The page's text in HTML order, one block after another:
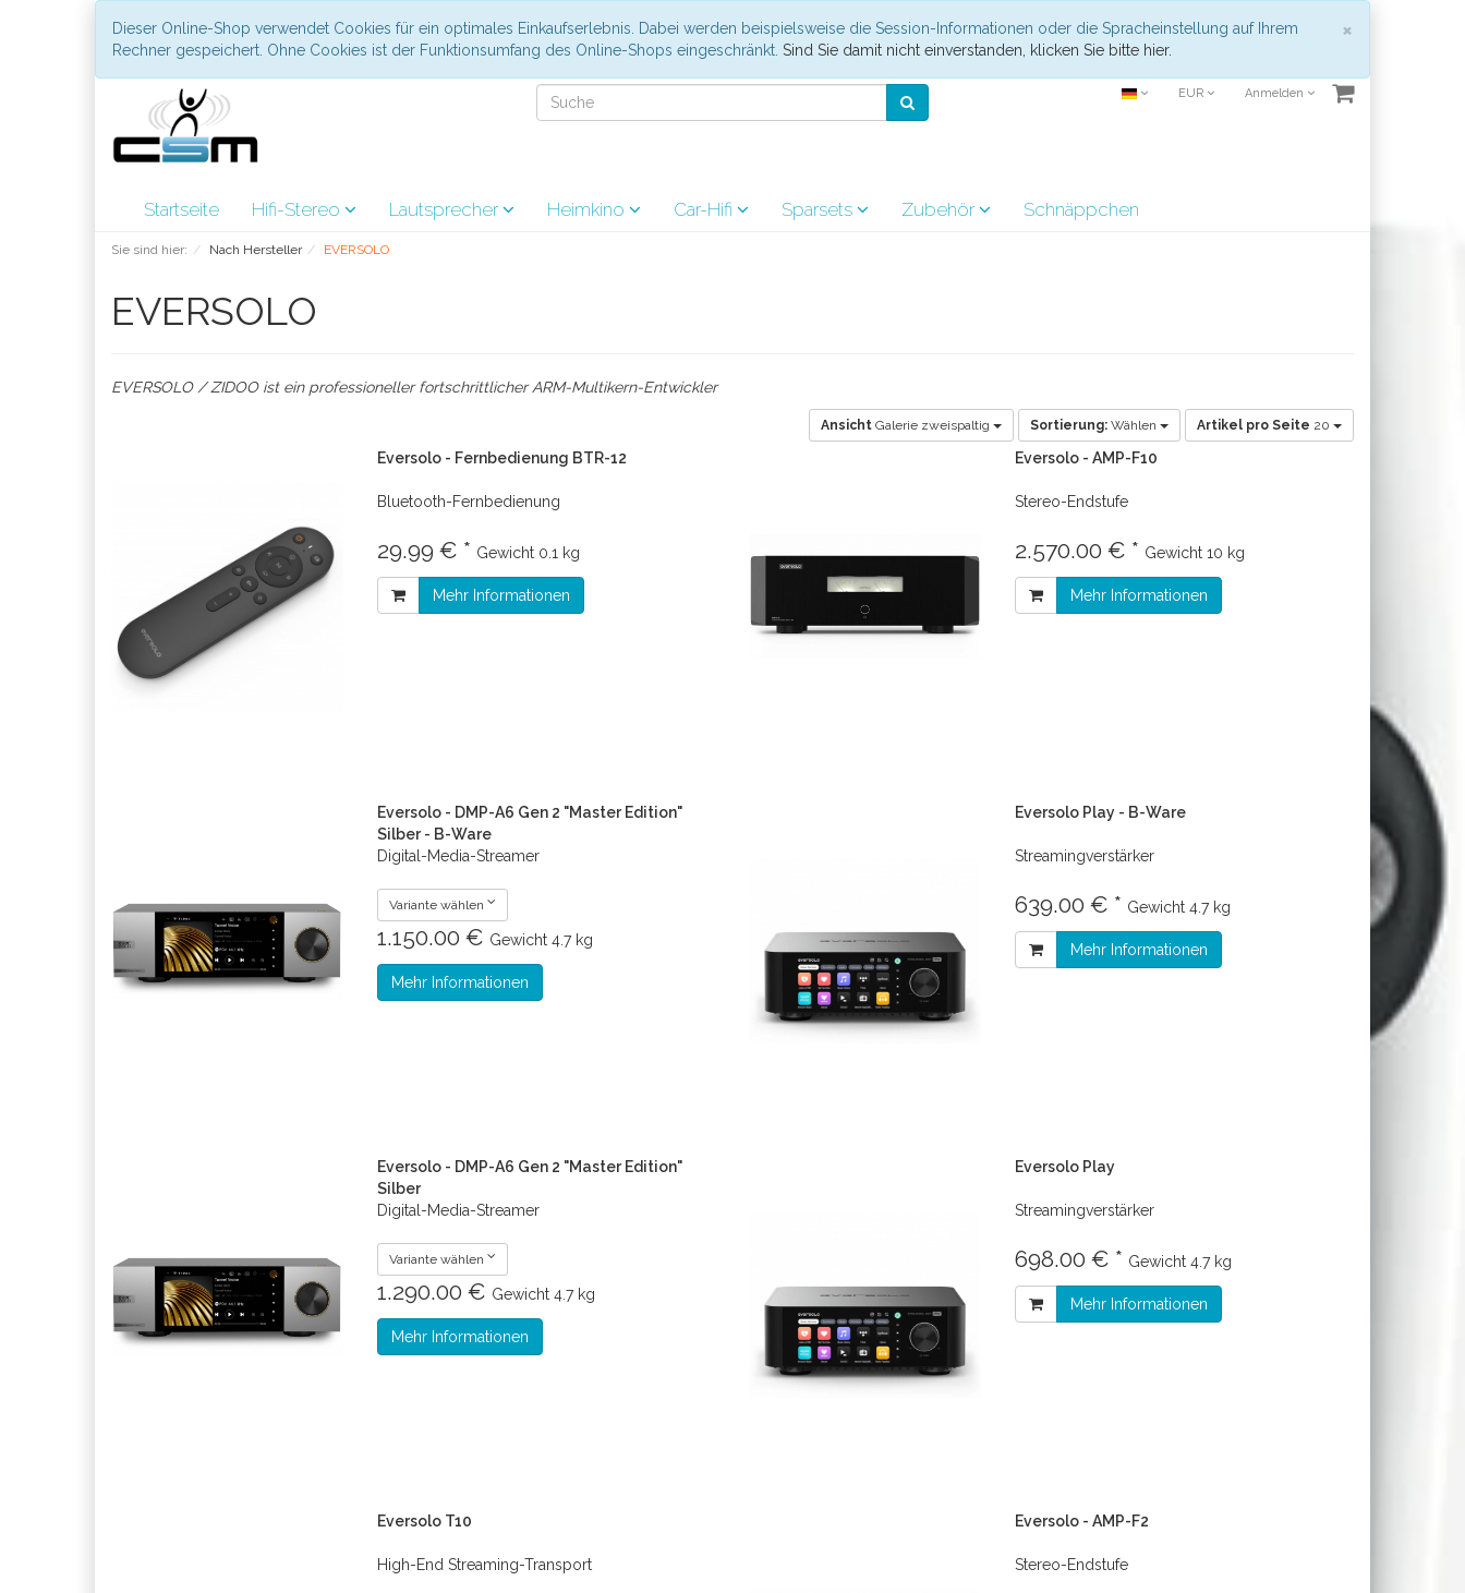
×
Dieser Online-Shop verwendet Cookies für ein optimales Einkaufserlebnis. Dabei werden beispielsweise die Session-Informationen oder die Spracheinstellung auf Ihrem
Rechner gespeichert. Ohne Cookies ist der Funktionsumfang des Online-Shops eingeschränkt. Sind Sie damit nicht einverstanden, klicken Sie bitte hier.
EUR Anmelden
Startseite Hifi-Stereo Lautsprecher Heimkino Car-Hifi Sparsets Zubehör Schnäppchen
Sie sind hier: Nach Hersteller EVERSOLO
EVERSOLO
EVERSOLO / ZIDOO ist ein professioneller fortschrittlicher ARM-Multikern-Entwickler
Ansicht Galerie zweispaltig Sortierung: Wählen Artikel pro Seite 20
Eversolo - Fernbedienung BTR-12
Bluetooth-Fernbedienung
29.99 € * Gewicht 0.1 kg
Mehr Informationen
Eversolo - AMP-F10
Stereo-Endstufe
2.570.00 € * Gewicht 10 kg
Mehr Informationen
Eversolo - DMP-A6 Gen 2 "Master Edition"
Silber - B-Ware
Digital-Media-Streamer
Variante wählen
1.150.00 € Gewicht 4.7 kg
Mehr Informationen
Eversolo Play - B-Ware
Streamingverstärker
639.00 € * Gewicht 4.7 kg
Mehr Informationen
Eversolo - DMP-A6 Gen 2 "Master Edition"
Silber
Digital-Media-Streamer
Variante wählen
1.290.00 € Gewicht 4.7 kg
Mehr Informationen
Eversolo Play
Streamingverstärker
698.00 € * Gewicht 4.7 kg
Mehr Informationen
Eversolo T10
High-End Streaming-Transport
Eversolo - AMP-F2
Stereo-Endstufe